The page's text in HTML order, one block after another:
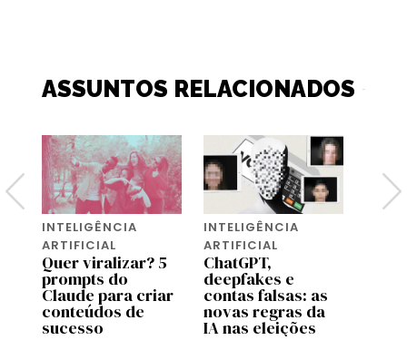
ASSUNTOS RELACIONADOS
INTELIGÊNCIA
ARTIFICIAL
Quer viralizar? 5
prompts do
Claude para criar
conteúdos de
sucesso
INTELIGÊNCIA
ARTIFICIAL
ChatGPT,
deepfakes e
contas falsas: as
novas regras da
IA nas eleições